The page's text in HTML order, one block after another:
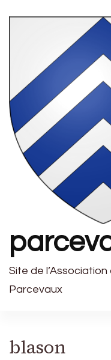
Site de
Parcevaux
blason